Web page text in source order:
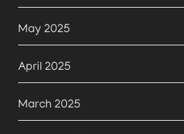
May 2025
April 2025
March 2025